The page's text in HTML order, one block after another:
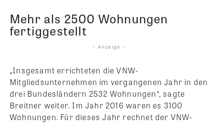
Mehr als 2500 Wohnungen
fertiggestellt
- Anzeige -
„Insgesamt errichteten die VNW-
Mitgliedsunternehmen im vergangenen Jahr in den
drei Bundesländern 2532 Wohnungen“, sagte
Breitner weiter. Im Jahr 2016 waren es 3100
Wohnungen. Für dieses Jahr rechnet der VNW-